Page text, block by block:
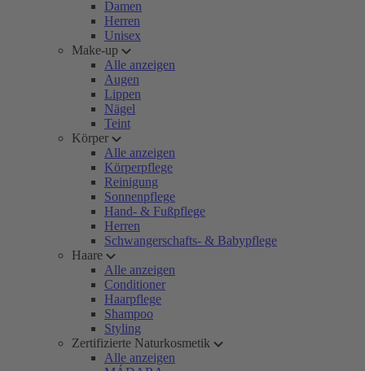
Damen
Herren
Unisex
Make-up
Alle anzeigen
Augen
Lippen
Nägel
Teint
Körper
Alle anzeigen
Körperpflege
Reinigung
Sonnenpflege
Hand- & Fußpflege
Herren
Schwangerschafts- & Babypflege
Haare
Alle anzeigen
Conditioner
Haarpflege
Shampoo
Styling
Zertifizierte Naturkosmetik
Alle anzeigen